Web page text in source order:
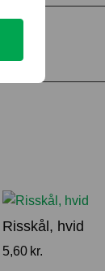
Risskål, hvid
5,60 kr.